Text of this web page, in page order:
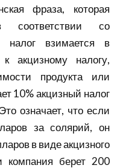
фраза, которая
соответствии со
налог взимается в
акцизному налогу,
продукта или
10% акцизный налог
означает, что если
за солярий, он
в виде акцизного
компания берет 200